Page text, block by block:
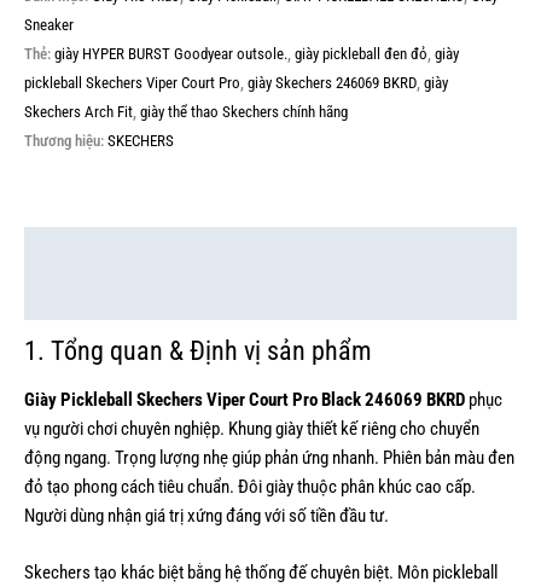
Sneaker
Thẻ: giày HYPER BURST Goodyear outsole., giày pickleball đen đỏ, giày
pickleball Skechers Viper Court Pro, giày Skechers 246069 BKRD, giày
Skechers Arch Fit, giày thể thao Skechers chính hãng
Thương hiệu: SKECHERS
1. Tổng quan & Định vị sản phẩm
Giày Pickleball Skechers Viper Court Pro Black 246069 BKRD phục
vụ người chơi chuyên nghiệp. Khung giày thiết kế riêng cho chuyển
động ngang. Trọng lượng nhẹ giúp phản ứng nhanh. Phiên bản màu đen
đỏ tạo phong cách tiêu chuẩn. Đôi giày thuộc phân khúc cao cấp.
Người dùng nhận giá trị xứng đáng với số tiền đầu tư.
Skechers tạo khác biệt bằng hệ thống đế chuyên biệt. Môn pickleball